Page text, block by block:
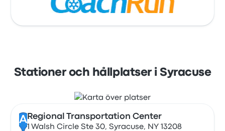
Stationer och hållplatser i Syracuse
A Regional Transportation Center
1 Walsh Circle Ste 30, Syracuse, NY 13208